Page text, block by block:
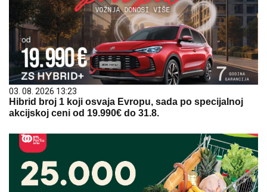
03. 08. 2026 13:23
Hibrid broj 1 koji osvaja Evropu, sada po specijalnoj
akcijskoj ceni od 19.990€ do 31.8.